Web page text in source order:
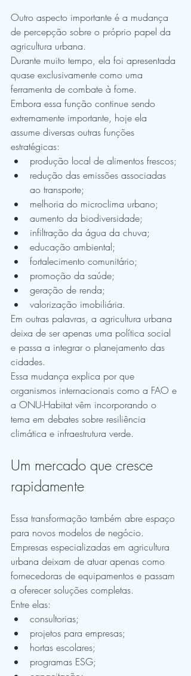
Outro aspecto importante é a mudança
de percepção sobre o próprio papel da
agricultura urbana.
Durante muito tempo, ela foi apresentada
quase exclusivamente como uma
ferramenta de combate à fome.
Embora essa função continue sendo
extremamente importante, hoje ela
assume diversas outras funções
estratégicas:
produção local de alimentos frescos;
redução das emissões associadas
ao transporte;
melhoria do microclima urbano;
aumento da biodiversidade;
infiltração da água da chuva;
educação ambiental;
fortalecimento comunitário;
promoção da saúde;
geração de renda;
valorização imobiliária.
Em outras palavras, a agricultura urbana
deixa de ser apenas uma política social
e passa a integrar o planejamento das
cidades.
Essa mudança explica por que
organismos internacionais como a FAO e
a ONU-Habitat vêm incorporando o
tema em debates sobre resiliência
climática e infraestrutura verde.
Um mercado que cresce
rapidamente
Essa transformação também abre espaço
para novos modelos de negócio.
Empresas especializadas em agricultura
urbana deixam de atuar apenas como
fornecedoras de equipamentos e passam
a oferecer soluções completas.
Entre elas:
consultorias;
projetos para empresas;
hortas escolares;
programas ESG;